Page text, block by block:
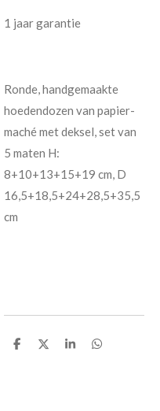
1 jaar garantie
Ronde, handgemaakte
hoedendozen van papier-
maché met deksel, set van
5 maten H:
8+10+13+15+19 cm, D
16,5+18,5+24+28,5+35,5
cm
D
D
S
D